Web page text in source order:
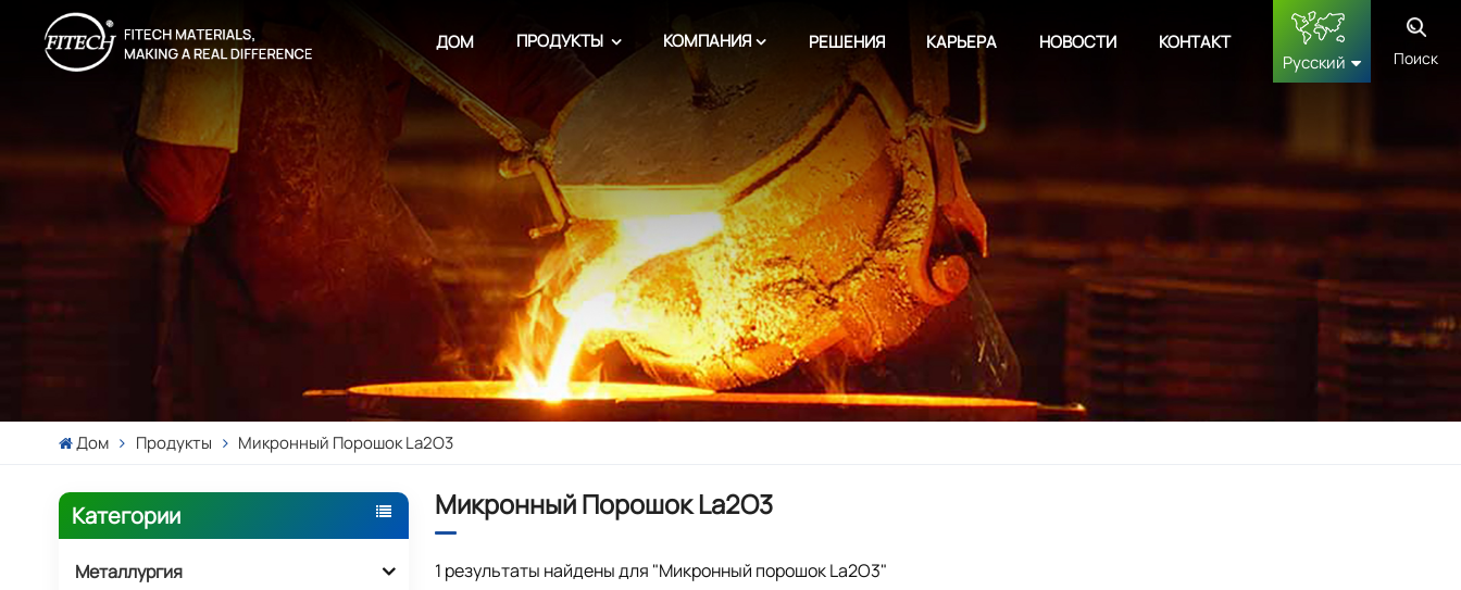
ДОМ ПРОДУКТЫ КОМПАНИЯ РЕШЕНИЯ КАРЬЕРА НОВОСТИ
КОНТАКТ
Русский
français
Deutsch
русский
Поиск
Дом Продукты Микронный Порошок La2O3
Категории
Металлургия
Микронный Порошок La2O3
1 результаты найдены для "Микронный порошок La2O3"